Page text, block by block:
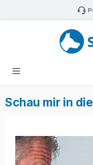
Zum Hauptinhalt springen
Schau mir in